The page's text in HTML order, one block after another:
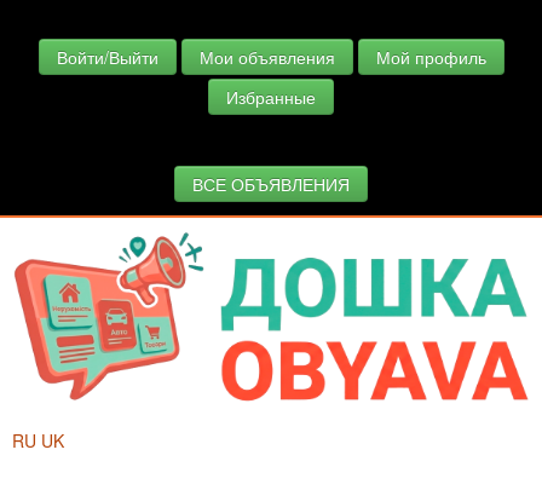
Войти/Выйти Мои объявления
Мой профиль
Избранные
ВСЕ ОБЪЯВЛЕНИЯ
RU UK